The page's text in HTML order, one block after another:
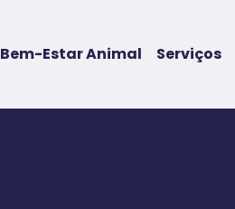
Bem-Estar Animal Serviços